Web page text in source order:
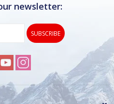
newsletter:
SUBSCRIBE